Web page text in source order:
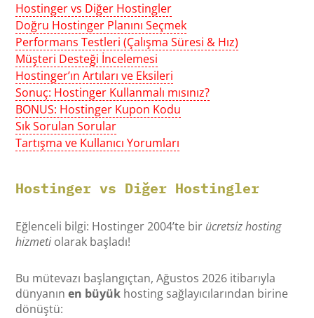
Hostinger vs Diğer Hostingler
Doğru Hostinger Planını Seçmek
Performans Testleri (Çalışma Süresi & Hız)
Müşteri Desteği İncelemesi
Hostinger’ın Artıları ve Eksileri
Sonuç: Hostinger Kullanmalı mısınız?
BONUS: Hostinger Kupon Kodu
Sık Sorulan Sorular
Tartışma ve Kullanıcı Yorumları
Hostinger vs Diğer Hostingler
Eğlenceli bilgi: Hostinger 2004’te bir ücretsiz hosting
hizmeti olarak başladı!
Bu mütevazı başlangıçtan, Ağustos 2026 itibarıyla
dünyanınen büyük hosting sağlayıcılarından birine
dönüştü: